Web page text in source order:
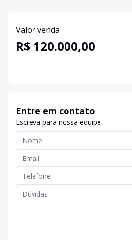
Valor venda
R$ 120.000,00
Entre em contato
Escreva para nossa equipe